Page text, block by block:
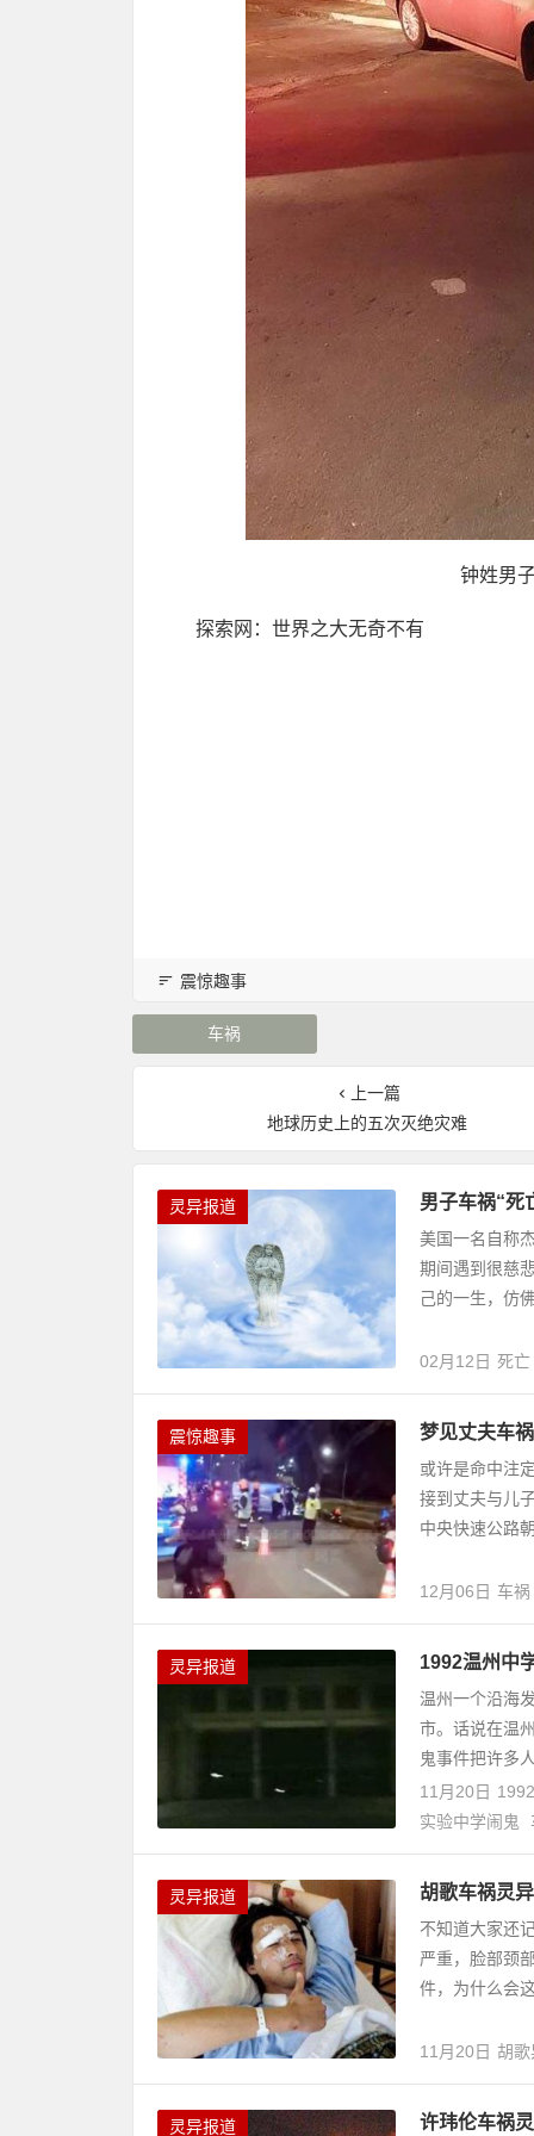
钟姓男
探索网：世界之大无奇不有
震惊趣事
车祸
上一篇
地球历史上的五次灭绝灾难
灵异报道 男子车祸“死
美国一名自称
期间遇到很慈
己的一生，仿
02月12日 死亡
震惊趣事 梦见丈夫车
或许是命中注
接到丈夫与儿
中央快速公路
12月06日 车祸
灵异报道 1992温州中
温州一个沿海
市。话说在温
鬼事件把许多
11月20日
实验中学闹鬼
灵异报道 胡歌车祸灵
不知道大家还
严重，脸部颈
件，为什么会
11月20日 胡
灵异报道 许玮伦车祸